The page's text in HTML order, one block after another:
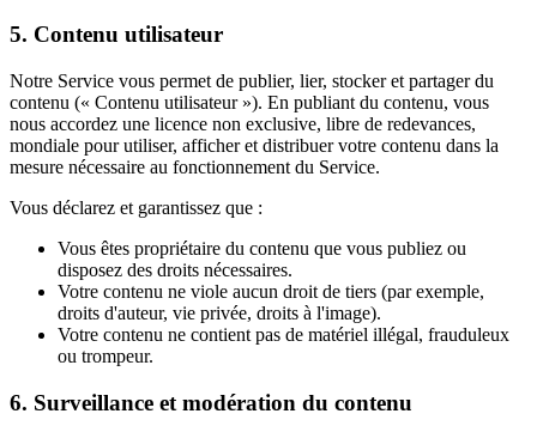
5. Contenu utilisateur
Notre Service vous permet de publier, lier, stocker et partager du
contenu (« Contenu utilisateur »). En publiant du contenu, vous
nous accordez une licence non exclusive, libre de redevances,
mondiale pour utiliser, afficher et distribuer votre contenu dans la
mesure nécessaire au fonctionnement du Service.
Vous déclarez et garantissez que :
Vous êtes propriétaire du contenu que vous publiez ou
disposez des droits nécessaires.
Votre contenu ne viole aucun droit de tiers (par exemple,
droits d'auteur, vie privée, droits à l'image).
Votre contenu ne contient pas de matériel illégal, frauduleux
ou trompeur.
6. Surveillance et modération du contenu